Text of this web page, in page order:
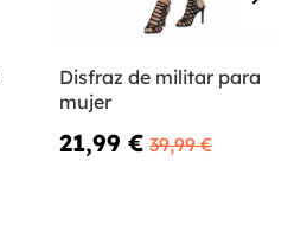
Disfraz de militar para
mujer
21,99 € 39,99 €